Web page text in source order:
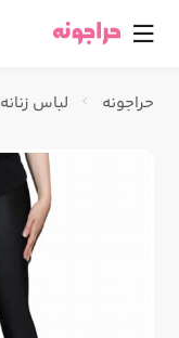
☰
حراجونه لباس زنانه